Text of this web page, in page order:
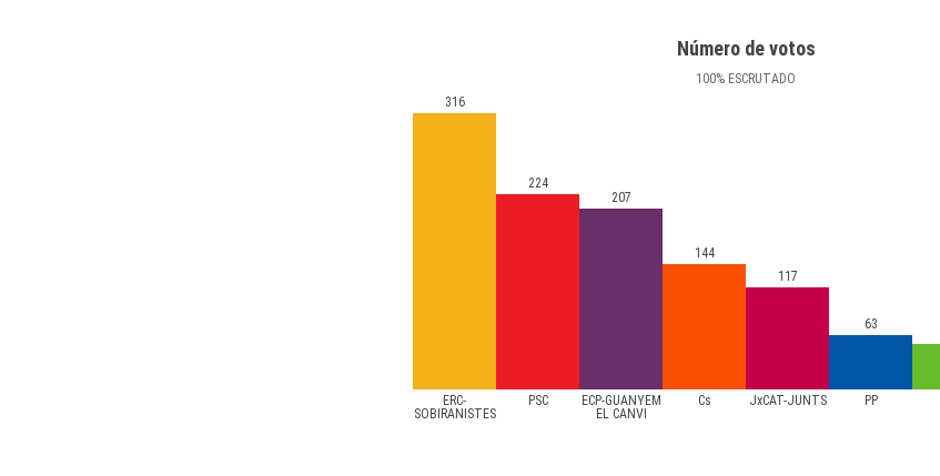
Número de votos
100% ESCRUTADO
ERC-
SOBIRANISTES
PSC
ECP-GUANYEM
EL CANVI
Cs JxCAT-JUNTS PP
316
224
207
144
117
63